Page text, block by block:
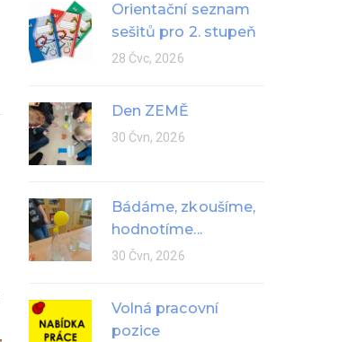
Orientační seznam
sešitů pro 2. stupeň
28 Čvc, 2026
Den ZEMĚ
30 Čvn, 2026
Bádáme, zkoušíme,
hodnotíme...
30 Čvn, 2026
Volná pracovní
pozice